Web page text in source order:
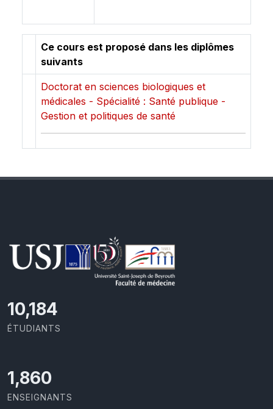
Ce cours est proposé dans les diplômes
suivants
Doctorat en sciences biologiques et
médicales - Spécialité : Santé publique -
Gestion et politiques de santé
11,110
ÉTUDIANTS
2,029
ENSEIGNANTS